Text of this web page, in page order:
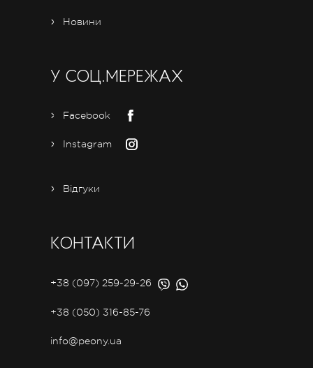
Новини
У СОЦ.МЕРЕЖАХ
Facebook
Instagram
Відгуки
КОНТАКТИ
+38 (097) 259-29-26
+38 (050) 316-85-76
info@peony.ua